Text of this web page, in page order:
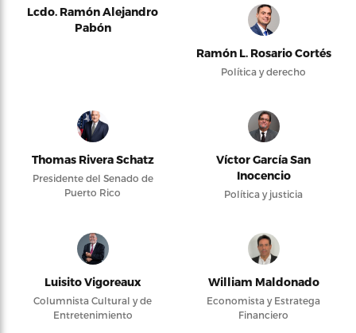
Lcdo. Ramón Alejandro
Pabón
Ramón L. Rosario Cortés
Política y derecho
Thomas Rivera Schatz
Presidente del Senado de
Puerto Rico
Víctor García San
Inocencio
Política y justicia
Luisito Vigoreaux
Columnista Cultural y de
Entretenimiento
William Maldonado
Economista y Estratega
Financiero